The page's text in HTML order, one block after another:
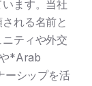
ます。当社
れる名前と
ティや外交
*Arab
ーシップを活